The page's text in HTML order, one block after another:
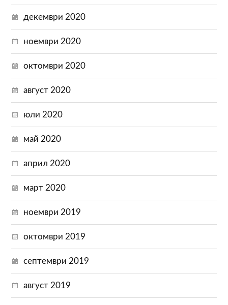
декември 2020
ноември 2020
октомври 2020
август 2020
юли 2020
май 2020
април 2020
март 2020
ноември 2019
октомври 2019
септември 2019
август 2019